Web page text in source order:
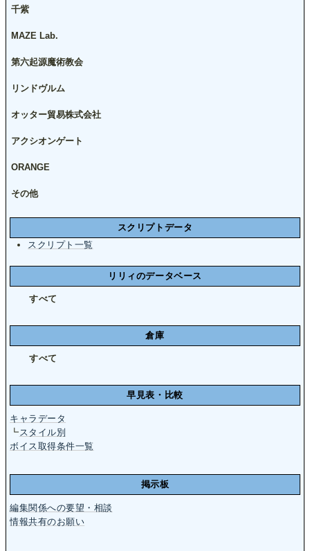
千紫
MAZE Lab.
第六起源魔術教会
リンドヴルム
オッター貿易株式会社
アクシオンゲート
ORANGE
その他
スクリプトデータ
スクリプト一覧
リリィのデータベース
すべて
倉庫
すべて
早見表・比較
キャラデータ
┗スタイル別
ボイス取得条件一覧
掲示板
編集関係への要望・相談
情報共有のお願い